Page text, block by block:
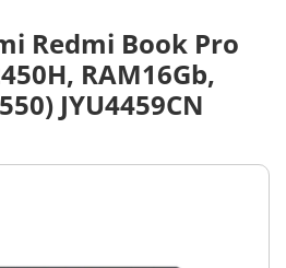
Redmi Book Pro
RAM16Gb,
JYU4459CN